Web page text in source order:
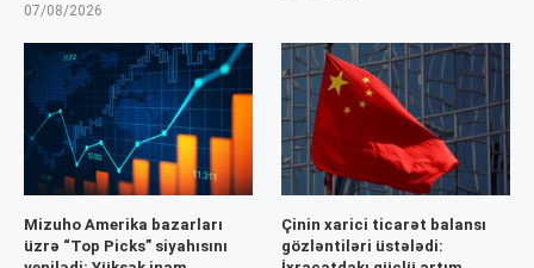
07/08/2026
Mizuho Amerika bazarları
üzrə “Top Picks” siyahısını
Çinin xarici ticarət balansı
gözləntiləri üstələdi: